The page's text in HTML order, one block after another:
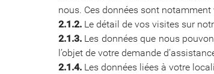
nous. Ces données sont
2.1.2. Le détail de vos visites sur
2.1.3. Les données que nous
l’objet de votre demande
2.1.4. Les données liées à votre